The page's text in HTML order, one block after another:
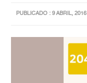
PUBLICADO : 9 ABRIL, 2016